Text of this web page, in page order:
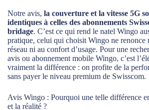
Notre avis, la couverture et la vitesse 5G
identiques à celles des abonnements
bridage. C’est ce qui rend le natel Wingo
pratique, celui qui choisit Wingo ne renonce
réseau ni au confort d’usage. Pour une
avis ou abonnement mobile Wingo, c’est
vraiment la différence : on profite de la
sans payer le niveau premium de Swisscom.
Avis Wingo : Pourquoi une telle différence
et la réalité ?